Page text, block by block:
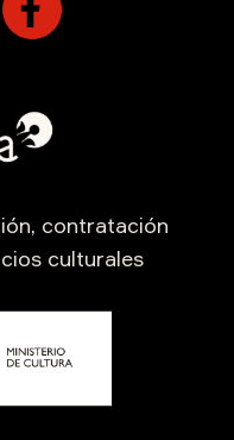
contratación
culturales